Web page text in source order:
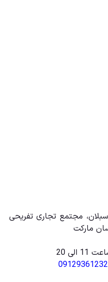
مجتمع تجاری تفریحی
20
09129361232